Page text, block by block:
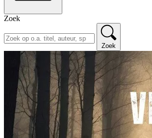
Zoek
Zoek